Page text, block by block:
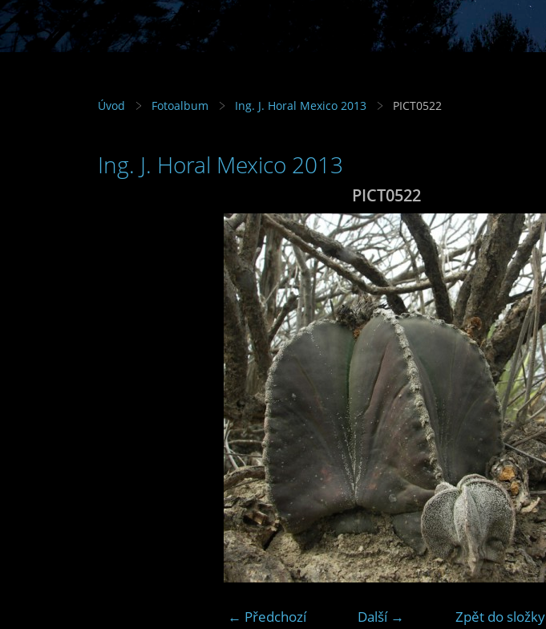
Úvod Fotoalbum Ing. J. Horal Mexico 2013 PICT0522
Ing. J. Horal Mexico 2013
PICT0522
← Předchozí Další → Zpět do složky